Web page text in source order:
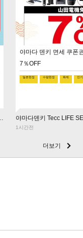
야마다 덴키 면세 쿠폰
7％OFF
일본한정 수량한정 화제 인기
야마다덴키 Tecc LIFE
1시간전
더보기